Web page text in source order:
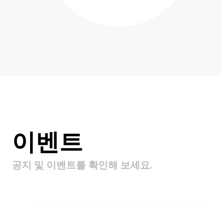
이벤트
공지 및 이벤트를 확인해 보세요.